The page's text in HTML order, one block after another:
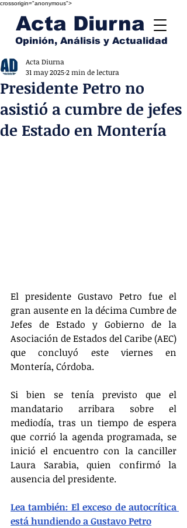
crossorigin="anonymous">
Acta Diurna
Opinión, Análisis y Actualidad
Presidente Petro no
asistió a cumbre de jefes
de Estado en Montería
Acta Diurna
31 may 20252 min de lectura
El presidente Gustavo Petro fue el
gran ausente en la décima Cumbre de
Jefes de Estado y Gobierno de la
Asociación de Estados del Caribe (AEC)
que concluyó este viernes en
Montería, Córdoba.
Si bien se tenía previsto que el
mandatario arribara sobre el
mediodía, tras un tiempo de espera
que corrió la agenda programada, se
inició el encuentro con la canciller
Laura Sarabia, quien confirmó la
ausencia del presidente.
Lea también: El exceso de autocrítica
está hundiendo a Gustavo Petro